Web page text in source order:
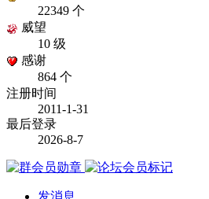
22349 个
威望
10 级
感谢
864 个
注册时间
2011-1-31
最后登录
2026-8-7
发消息